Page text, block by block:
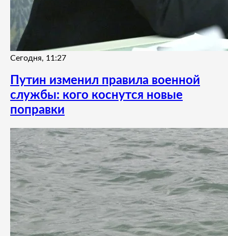
Сегодня, 11:27
Путин изменил правила военной
службы: кого коснутся новые
поправки